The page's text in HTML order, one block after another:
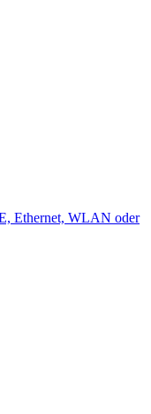
Ethernet, WLAN oder